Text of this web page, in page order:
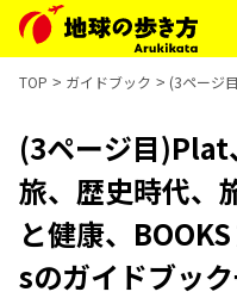
TOP ガイドブック (3ページ
(3ページ目
旅、歴史時代、
と健康、
sのガイドブッ